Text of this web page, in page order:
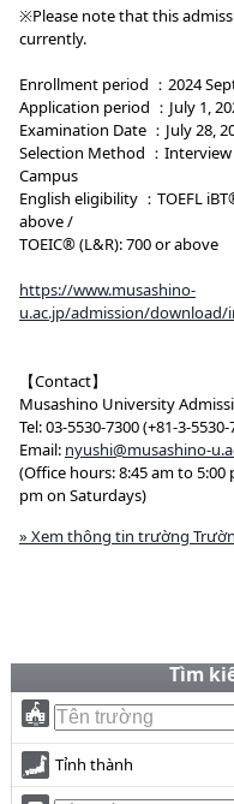
※Please note that this
currently.
Enrollment period ：2024
Application period ：July 1,
Examination Date ：July 28,
Selection Method ：
Campus
English eligibility ：TOEFL
above /
TOEIC® (L&R): 700 or above
https://www.musashino-
u.ac.jp/admission/
【Contact】
Musashino University
Tel: 03-5530-7300 (+81-3-5530-
Email: nyushi@musashino-
(Office hours: 8:45 am to
pm on Saturdays)
» Xem thông tin trường
Tìm
Tỉnh thành